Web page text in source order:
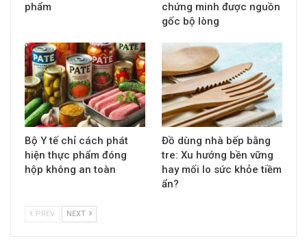
phẩm
chứng minh được nguồn
gốc bộ lòng
Bộ Y tế chỉ cách phát
hiện thực phẩm đóng
hộp không an toàn
Đồ dùng nhà bếp bằng
tre: Xu hướng bền vững
hay mối lo sức khỏe tiềm
ẩn?
PREV NEXT